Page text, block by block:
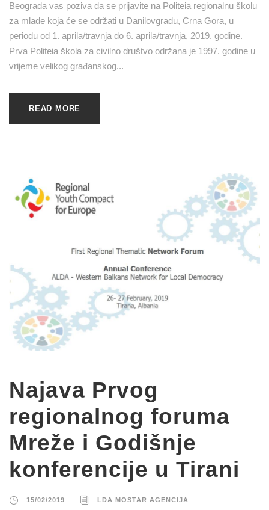
Beograda vas poziva da se prijavite na Politeia regionalnu školu
za mlade koja će se održati u Danilovgradu, Crna Gora, u
periodu od 1. aprila/travnja do 6. aprila/travnja, 2019. godine.
Prva Politeia škola za civilno društvo održana je 1997. godine u
vrijeme velikog građanskog...
READ MORE
Najava Prvog
regionalnog foruma
Mreže i Godišnje
konferencije u Tirani
15/02/2019 LDA MOSTAR AGENCIJA